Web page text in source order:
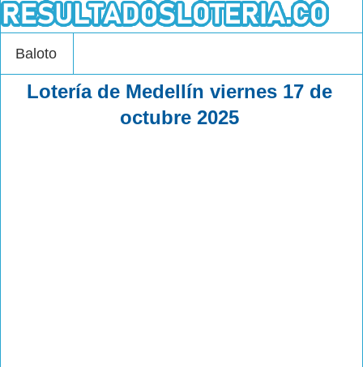
Baloto
Lotería de Medellín viernes 17 de
octubre 2025